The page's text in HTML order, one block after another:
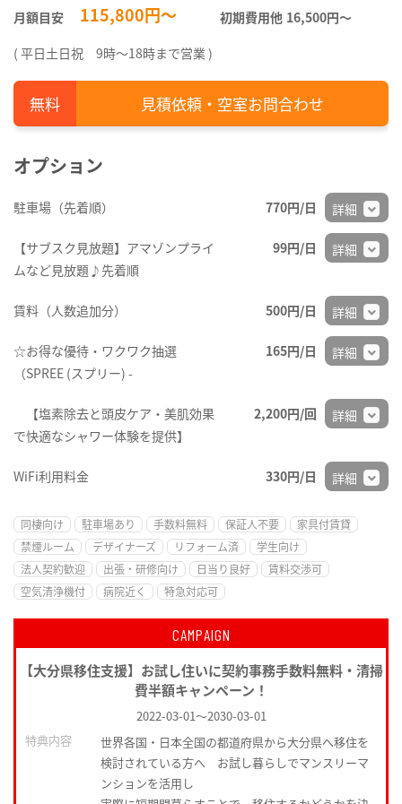
月額目安 115,800円～ 初期費用他 16,500円〜
( 平日土日祝 9時～18時まで営業 )
見積依頼・空室お問合わせ
オプション
駐車場（先着順） 770円/日 詳細
【サブスク見放題】アマゾンプライ
ムなど見放題♪先着順
99円/日 詳細
賃料（人数追加分） 500円/日 詳細
☆お得な優待・ワクワク抽選
（SPREE (スプリー) -
165円/日 詳細
【塩素除去と頭皮ケア・美肌効果
で快適なシャワー体験を提供】
2,200円/回 詳細
WiFi利用料金 330円/日 詳細
同棲向け 駐車場あり 手数料無料 保証人不要
家具付賃貸
禁煙ルーム
デザイナーズ リフォーム済
学生向け
法人契約歓迎
出張・研修向け 日当り良好
賃料交渉可
空気清浄機付
病院近く 特急対応可
CAMPAIGN
【大分県移住支援】お試し住いに契約事務手数料無料・清掃
費半額キャンペーン！
2022-03-01～2030-03-01
特典内容
世界各国・日本全国の都道府県から大分県へ移住を
検討されている方へ お試し暮らしでマンスリーマ
ンションを活用し